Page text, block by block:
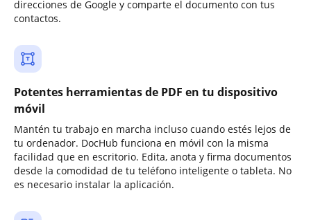
direcciones de Google y comparte el documento con tus
contactos.
Potentes herramientas de PDF en tu dispositivo
móvil
Mantén tu trabajo en marcha incluso cuando estés lejos de
tu ordenador. DocHub funciona en móvil con la misma
facilidad que en escritorio. Edita, anota y firma documentos
desde la comodidad de tu teléfono inteligente o tableta. No
es necesario instalar la aplicación.